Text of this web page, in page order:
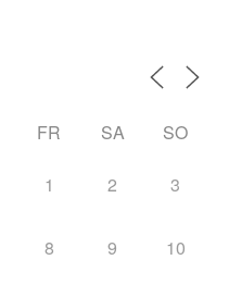
FR SA SO
1 2 3
8 9 10